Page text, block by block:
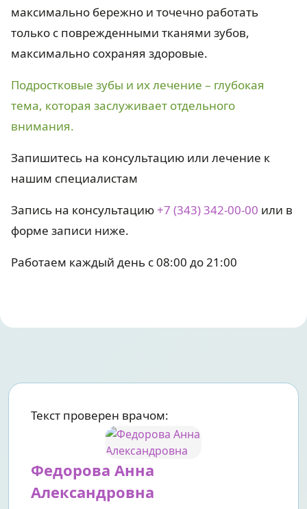
максимально бережно и точечно работать
только с поврежденными тканями зубов,
максимально сохраняя здоровые.
Подростковые зубы и их лечение – глубокая
тема, которая заслуживает отдельного
внимания.
Запишитесь на консультацию или лечение к
нашим специалистам
Запись на консультацию+7 (343) 342-00-00 или в
форме записи ниже.
Работаем каждый день с 08:00 до 21:00
Текст проверен врачом:
Федорова Анна
Александровна